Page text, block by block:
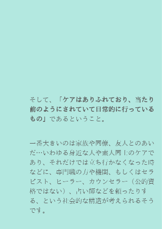
そして、「 ケアはありふれており、当たり
前のようにされていて日常的に行っている
もの」 であるということ。
一番大きいのは家族や同僚、友人とのあい
だ…いわゆる身近な人や素人同士のケアで
あり、それだけでは立ち行かなくなった時
などに、専門職の方や機関、もしくはセラ
ピスト、ヒーラー、カウンセラー（公的資
格ではない）、占い師などを頼ったりす
る、という社会的な構造が考えられるそう
です。